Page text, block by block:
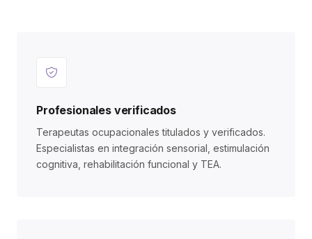
Profesionales verificados
Terapeutas ocupacionales titulados y verificados.
Especialistas en integración sensorial, estimulación
cognitiva, rehabilitación funcional y TEA.